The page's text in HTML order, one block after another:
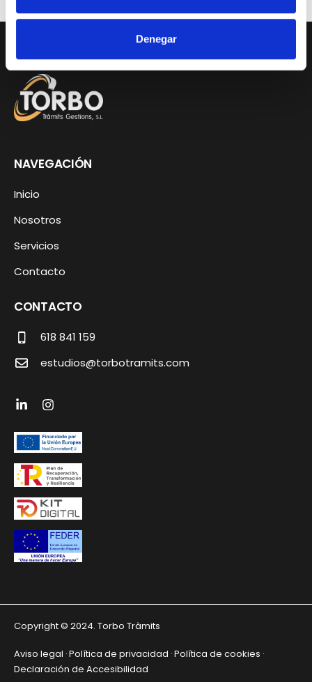
Denegar
NAVEGACIÓN
Inicio
Nosotros
Servicios
Contacto
CONTACTO
618 841 159
estudios@torbotramits.com
Copyright © 2024. Torbo Tràmits
Aviso legal ·Política de privacidad ·Política de cookies ·
Declaración de Accesibilidad